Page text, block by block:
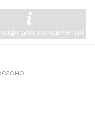
для замовлення